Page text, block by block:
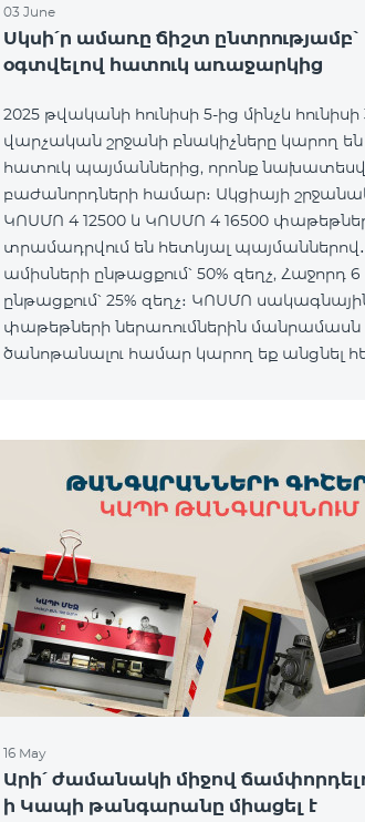
03 June
Սկսի՛ր ամառը ճիշտ ընտրությամբ՝
օգտվելով հատուկ առաջարկից
2025 թվականի հունիսի 5-ից մինչև
վարչական շրջանի բնակիչները կարող են
հատուկ պայմաններից, որոնք
բաժանորդների համար։ Ակցիայի շրջանակում
ԿՈՍՄՈ 4 12500 և ԿՈՍՄՈ 4 16500
տրամադրվում են հետևյալ պայմաններով․ Առաջին 6
ամիսների ընթացքում՝ 50% զեղչ, Հաջորդ
ընթացքում՝ 25% զեղչ։ ԿՈՍՄՈ սակագնային
փաթեթների ներառումներին մանրամասն
ծանոթանալու համար կարող եք անցնել
16 May
Արի՛ ժամանակի միջով
ի Կապի թանգարանը միացել է